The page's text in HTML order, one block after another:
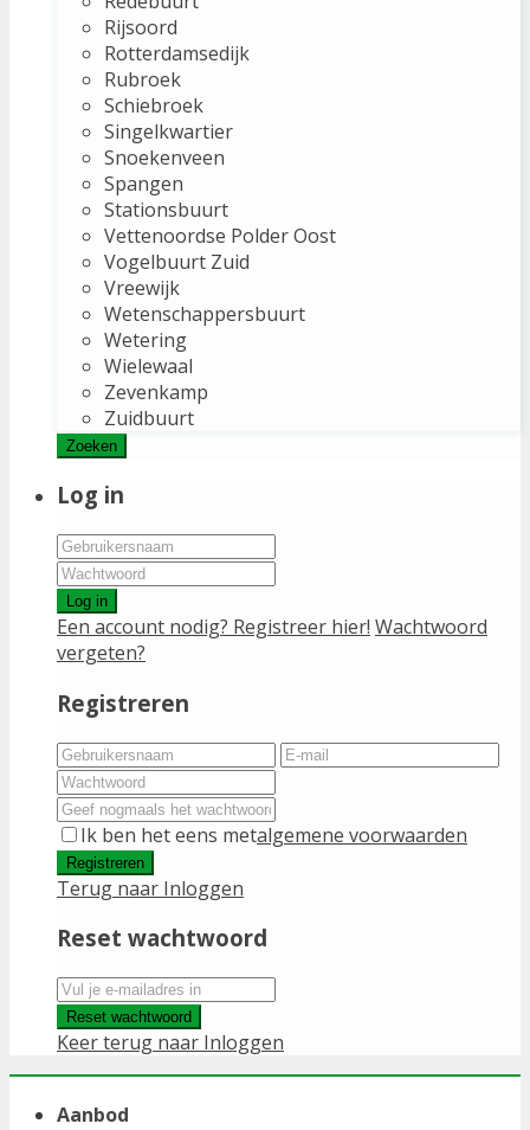
Rijsoord
Rotterdamsedijk
Rubroek
Schiebroek
Singelkwartier
Snoekenveen
Spangen
Stationsbuurt
Vettenoordse Polder Oost
Vogelbuurt Zuid
Vreewijk
Wetenschappersbuurt
Wetering
Wielewaal
Zevenkamp
Zuidbuurt
Zoeken
Log in
Log in
Een account nodig? Registreer hier! Wachtwoord
vergeten?
Registreren
Ik ben het eens metalgemene voorwaarden
Registreren
Terug naar Inloggen
Reset wachtwoord
Reset wachtwoord
Keer terug naar Inloggen
Aanbod